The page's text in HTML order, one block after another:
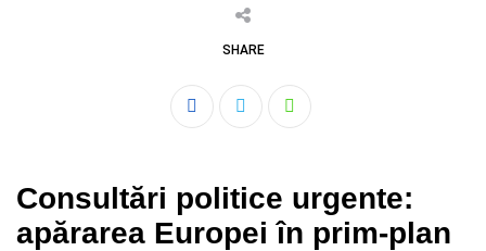
SHARE
Whatsapp
Consultări politice urgente:
apărarea Europei în prim-plan